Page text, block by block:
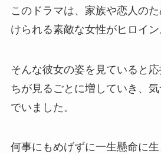
このドラマは、家族や恋人の
けられる素敵な女性がヒロイン
そんな彼女の姿を見ていると
ちが見るごとに増していき、
でいました。
何事にもめげずに一生懸命に